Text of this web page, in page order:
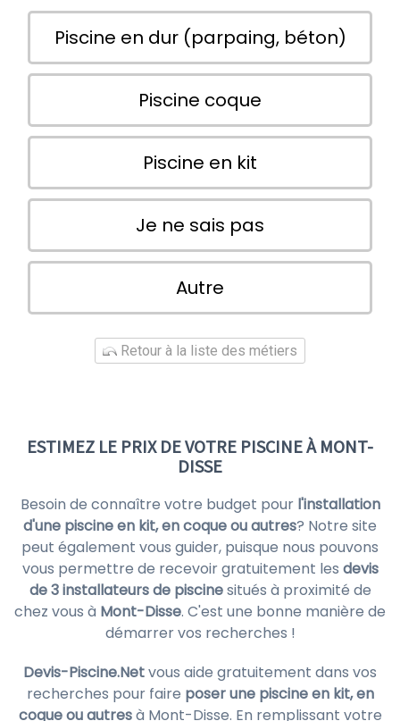
Piscine en dur (parpaing, béton)
Piscine coque
Piscine en kit
Je ne sais pas
Autre
Retour à la liste des métiers
ESTIMEZ LE PRIX DE VOTRE PISCINE À MONT-
DISSE
Besoin de connaître votre budget pour l'installation
d'une piscine en kit, en coque ou autres? Notre site
peut également vous guider, puisque nous pouvons
vous permettre de recevoir gratuitement les devis
de 3 installateurs de piscinesitués à proximité de
chez vous à Mont-Disse. C'est une bonne manière de
démarrer vos recherches !
Devis-Piscine.Netvous aide gratuitement dans vos
recherches pour faire poser une piscine en kit, en
coque ou autresà Mont-Disse. En remplissant votre